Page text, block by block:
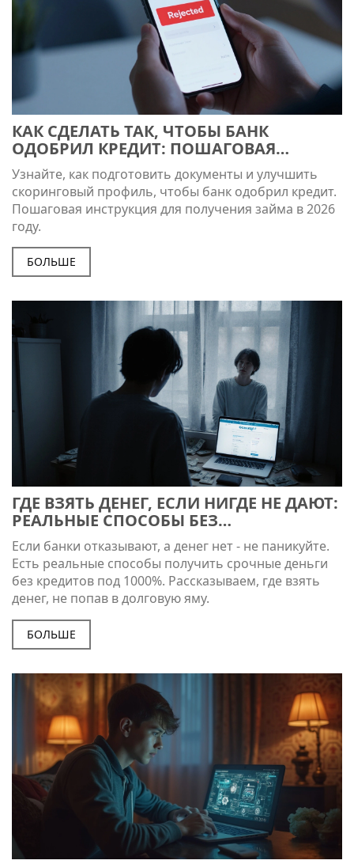
КАК СДЕЛАТЬ ТАК, ЧТОБЫ БАНК
ОДОБРИЛ КРЕДИТ: ПОШАГОВАЯ
ИНСТРУКЦИЯ ДЛЯ ОДОБРЕНИЯ В 2026
ГОДУ
Узнайте, как подготовить документы и улучшить
скоринговый профиль, чтобы банк одобрил кредит.
Пошаговая инструкция для получения займа в 2026
году.
БОЛЬШЕ
ГДЕ ВЗЯТЬ ДЕНЕГ, ЕСЛИ НИГДЕ НЕ ДАЮТ:
РЕАЛЬНЫЕ СПОСОБЫ БЕЗ
МОШЕННИКОВ
Если банки отказывают, а денег нет - не паникуйте.
Есть реальные способы получить срочные деньги
без кредитов под 1000%. Рассказываем, где взять
денег, не попав в долговую яму.
БОЛЬШЕ